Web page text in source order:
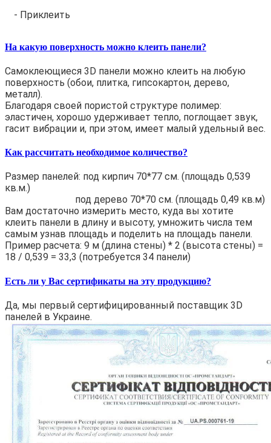
- Приклеить
На какую поверхность можно клеить панели?
Самоклеющиеся 3D панели можно клеить на любую
поверхность (обои, плитка, гипсокартон, дерево,
металл).
Благодаря своей пористой структуре полимер:
эластичен, хорошо удерживает тепло, поглощает звук,
гасит вибрации и, при этом, имеет малый удельный вес.
Как рассчитать необходимое количество?
Размер панелей: под кирпич 70*77 см. (площадь 0,539
кв.м.)
под дерево 70*70 см. (площадь 0,49 кв.м)
Вам достаточно измерить место, куда вы хотите
клеить панели в длину и высоту, умножить числа тем
самым узнав площадь и поделить на площадь панели.
Пример расчета: 9 м (длина стены) * 2 (высота стены) =
18 / 0,539 = 33,3 (потребуется 34 панели)
Есть ли у Вас сертификаты на эту продукцию?
Да, мы первый сертифицированный поставщик 3D
панелей в Украине.